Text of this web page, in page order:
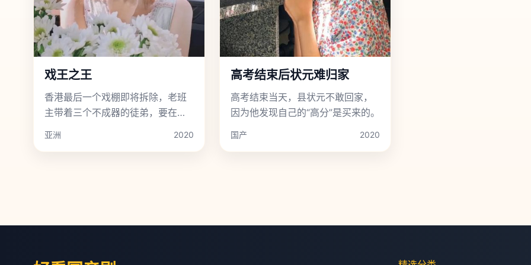
戏王之王
香港最后一个戏棚即将拆除，老班
主带着三个不成器的徒弟，要在三
亚洲 2020
高考结束后状元难归家
高考结束当天，县状元不敢回家，
因为他发现自己的“高分”是买来的。
国产 2020